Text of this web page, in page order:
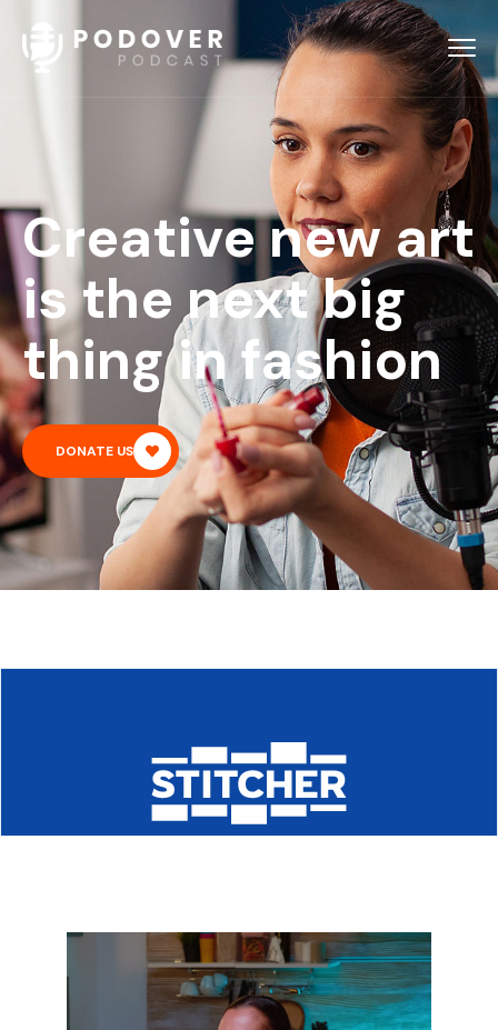
Creative new art
is the next big
thing in fashion
DONATE US